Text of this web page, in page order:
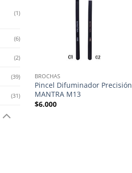
(1)
(6)
(2)
(39)
(31)
BROCHAS
Pincel Difuminador Precisión
MANTRA M13
$6.000